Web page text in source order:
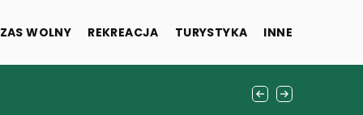
WOLNY REKREACJA TURYSTYKA INNE